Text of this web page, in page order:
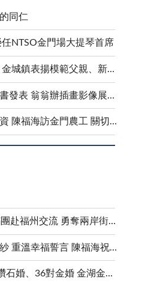
同仁
NTSO金門場大提琴首席
致敬新時代的慈父 金城鎮表揚模範父親、新好爸爸
過於寂靜的海岸新書發表 翁翁辦插畫影像展和茶會
教育是最長遠的投資 陳福海訪金門農工 關切食安並盤點校園整建需求
KDC金門流行舞蹈團赴福州交流 勇奪兩岸街舞賽三等獎
金鑽婚夫妻重披婚紗 重溫幸福誓言 陳福海祝福牽手半世紀 情深相守成典範
5對白金婚、11對鑽石婚、36對金婚 金湖金沙夫妻共享榮耀時刻 陳福海表揚金鑽婚夫妻 向半世紀相守家庭典範致敬